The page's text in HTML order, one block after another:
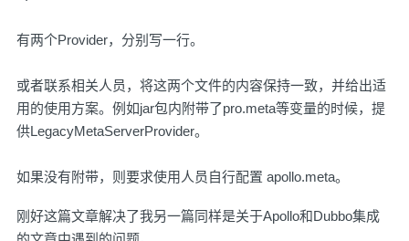
有两个Provider，分别写一行。
或者联系相关人员，将这两个文件的内容保持一致，并给出适
用的使用方案。例如jar包内附带了pro.meta等变量的时候，提
供LegacyMetaServerProvider。
如果没有附带，则要求使用人员自行配置 apollo.meta。
刚好这篇文章解决了我另一篇同样是关于Apollo和Dubbo集成